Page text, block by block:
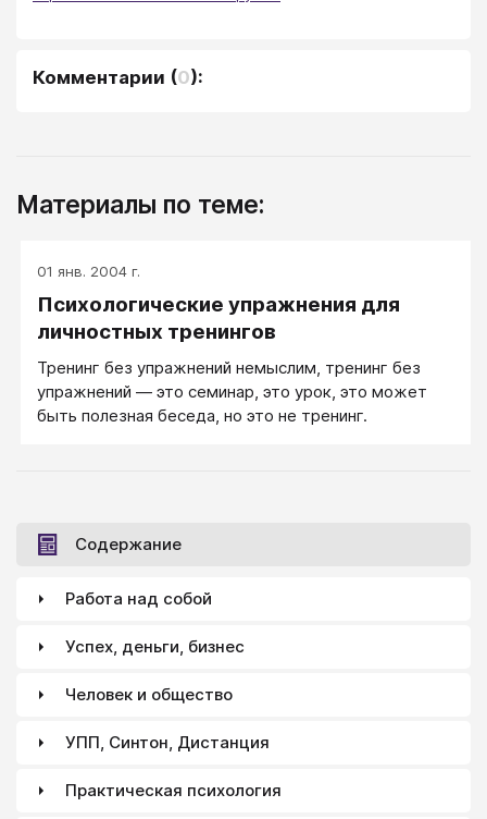
Комментарии (0):
Материалы по теме:
01 янв. 2004 г.
Психологические упражнения для
личностных тренингов
Тренинг без упражнений немыслим, тренинг без
упражнений — это семинар, это урок, это может
быть полезная беседа, но это не тренинг.
Содержание
Работа над собой
Успех, деньги, бизнес
Человек и общество
УПП, Синтон, Дистанция
Практическая психология